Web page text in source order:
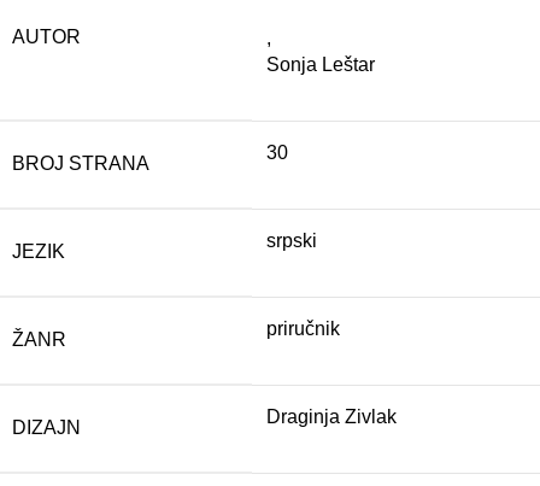
AUTOR
,
Sonja Leštar
BROJ STRANA
30
JEZIK
srpski
ŽANR
priručnik
DIZAJN
Draginja Zivlak